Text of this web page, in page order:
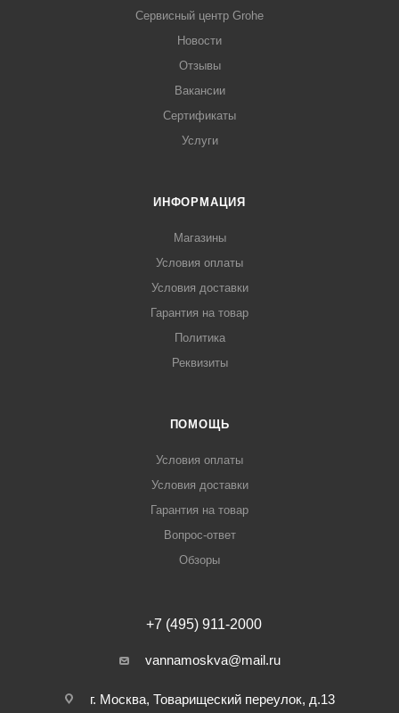
Сервисный центр Grohe
Новости
Отзывы
Вакансии
Сертификаты
Услуги
ИНФОРМАЦИЯ
Магазины
Условия оплаты
Условия доставки
Гарантия на товар
Политика
Реквизиты
ПОМОЩЬ
Условия оплаты
Условия доставки
Гарантия на товар
Вопрос-ответ
Обзоры
+7 (495) 911-2000
vannamoskva@mail.ru
г. Москва, Товарищеский переулок, д.13